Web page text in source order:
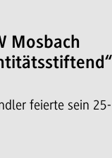
Mosbach
feierte sein 25-